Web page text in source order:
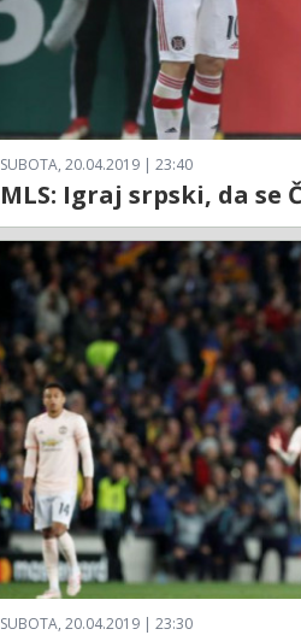
SUBOTA, 20.04.2019 | 23:40
MLS: Igraj srpski, da se
SUBOTA, 20.04.2019 | 23:30